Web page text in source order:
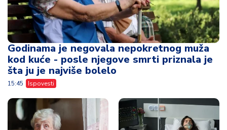
Godinama je negovala nepokretnog muža
kod kuće - posle njegove smrti priznala je
šta ju je najviše bolelo
15:45 Ispovesti